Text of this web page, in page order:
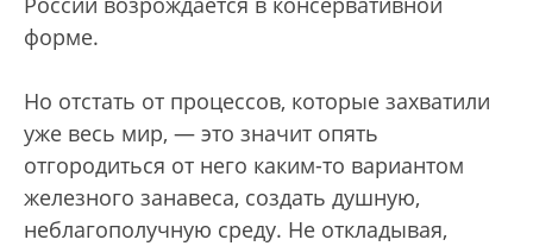
форме.
Но отстать от процессов, которые захватили
уже весь мир, — это значит опять
отгородиться от него каким-то вариантом
железного занавеса, создать душную,
неблагополучную среду. Не откладывая,